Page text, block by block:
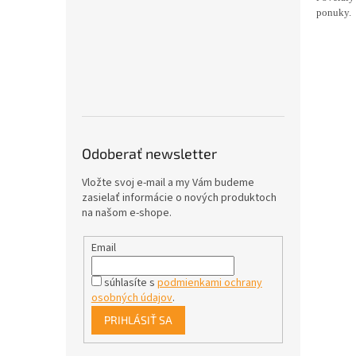
Odoberať newsletter
Vložte svoj e-mail a my Vám budeme
zasielať informácie o nových produktoch
na našom e-shope.
Email
súhlasíte s podmienkami ochrany
osobných údajov.
PRIHLÁSIŤ SA
ponuky.